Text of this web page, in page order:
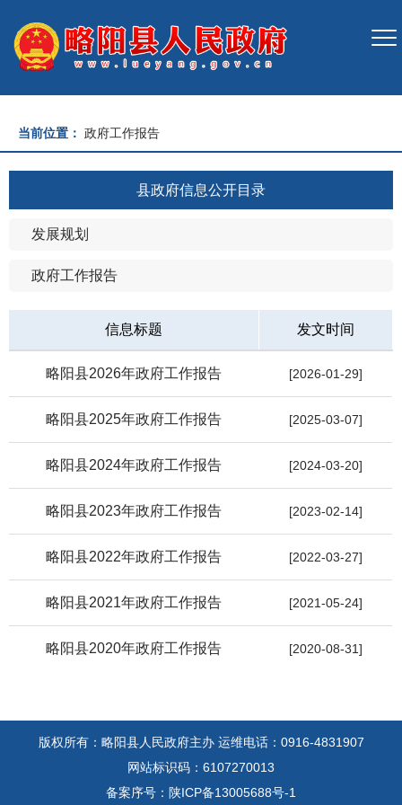
当前位置： 政府工作报告
县政府信息公开目录
发展规划
政府工作报告
信息标题 发文时间
略阳县2026年政府工作报告 [2026-01-29]
略阳县2025年政府工作报告 [2025-03-07]
略阳县2024年政府工作报告 [2024-03-20]
略阳县2023年政府工作报告 [2023-02-14]
略阳县2022年政府工作报告 [2022-03-27]
略阳县2021年政府工作报告 [2021-05-24]
略阳县2020年政府工作报告 [2020-08-31]
版权所有：略阳县人民政府主办 运维电话：0916-4831907
网站标识码：6107270013
备案序号：陕ICP备13005688号-1